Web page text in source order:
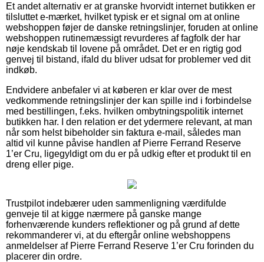
Et andet alternativ er at granske hvorvidt internet butikken er
tilsluttet e-mærket, hvilket typisk er et signal om at online
webshoppen føjer de danske retningslinjer, foruden at online
webshoppen rutinemæssigt revurderes af fagfolk der har
nøje kendskab til lovene på området. Det er en rigtig god
genvej til bistand, ifald du bliver udsat for problemer ved dit
indkøb.
Endvidere anbefaler vi at køberen er klar over de mest
vedkommende retningslinjer der kan spille ind i forbindelse
med bestillingen, f.eks. hvilken ombytningspolitik internet
butikken har. I den relation er det ydermere relevant, at man
når som helst bibeholder sin faktura e-mail, således man
altid vil kunne påvise handlen af Pierre Ferrand Reserve
1’er Cru, ligegyldigt om du er på udkig efter et produkt til en
dreng eller pige.
Trustpilot indebærer uden sammenligning værdifulde
genveje til at kigge nærmere på ganske mange
forhenværende kunders reflektioner og på grund af dette
rekommanderer vi, at du eftergår online webshoppens
anmeldelser af Pierre Ferrand Reserve 1’er Cru forinden du
placerer din ordre.